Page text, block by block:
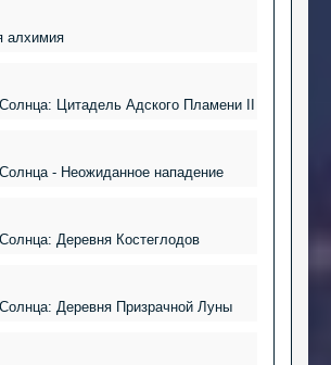
алхимия
Цитадель Адского Пламени II
- Неожиданное нападение
Деревня Костеглодов
Деревня Призрачной Луны